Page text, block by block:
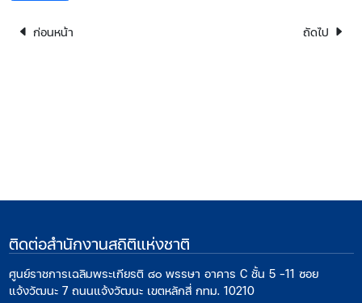
ก่อนหน้า ถัดไป
ติดต่อสำนักงานสถิติแห่งชาติ
ศูนย์ราชการเฉลิมพระเกียรติ ๘๐ พรรษา อาคาร C ชั้น 5 -11 ซอย
แจ้งวัฒนะ 7 ถนนแจ้งวัฒนะ เขตหลักสี่ กทม. 10210